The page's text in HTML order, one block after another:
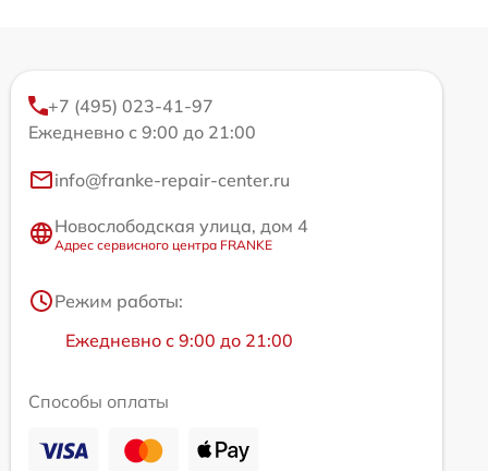
+7 (495) 023-41-97
Ежедневно с 9:00 до 21:00
info@franke-repair-center.ru
Новослободская улица, дом 4
Адрес сервисного центра FRANKE
Режим работы:
Ежедневно с 9:00 до 21:00
Способы оплаты